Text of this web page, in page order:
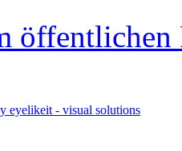
öffentlichen
eyelikeit - visual solutions